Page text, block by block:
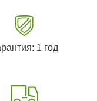
1 год